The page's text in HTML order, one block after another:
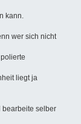
kann.
wer sich nicht
liegt ja
bearbeite selber